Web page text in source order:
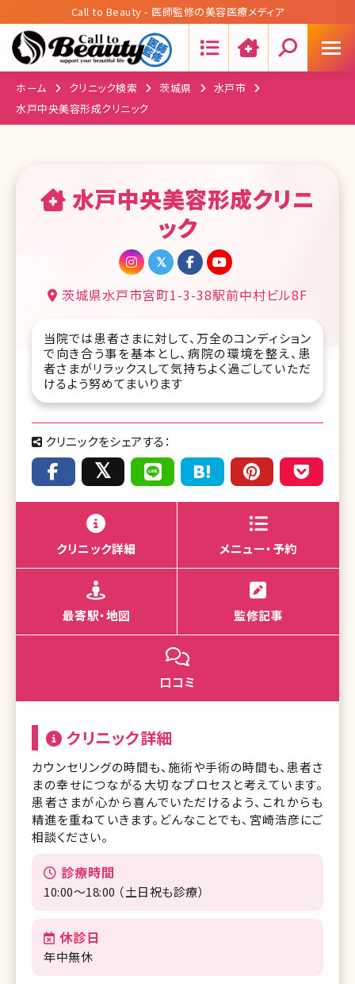
Call to Beauty - 医師監修の美容医療メディア
ホーム クリニック検索 茨城県
水戸市
水戸中央美容形成クリニック
水戸中央美容形成クリニ
ック
茨城県水戸市宮町1-3-38駅前中村ビル8F
当院では患者さまに対して、万全のコンディション
で向き合う事を基本とし、病院の環境を整え、患
者さまがリラックスして気持ちよく過ごしていただ
けるよう努めてまいります
クリニックをシェアする：
クリニック詳細 メニュー・予約
最寄駅・地図 監修記事
口コミ
クリニック詳細
カウンセリングの時間も、施術や手術の時間も、患者さ
まの幸せにつながる大切なプロセスと考えています。
患者さまが心から喜んでいただけるよう、これからも
精進を重ねていきます。どんなことでも、宮崎浩彦にご
相談ください。
診療時間
10:00～18:00 （土日祝も診療）
休診日
年中無休